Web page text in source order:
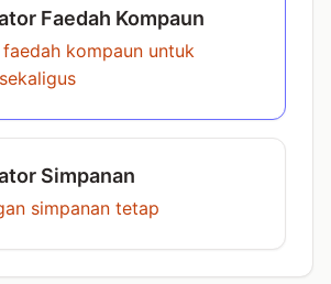
Faedah Kompaun
kompaun untuk
Simpanan
simpanan tetap